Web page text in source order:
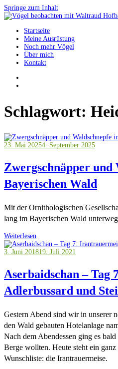
Springe zum Inhalt
Vögel beobachten mit
Startseite
Meine Ausrüstung
Noch mehr Vögel
Über mich
Kontakt
Schlagwort:
23. Mai 20254. September 2025
Zwergschnäpper und
Bayerischen Wald
Mit der Ornithologischen
lang im Bayerischen Wald
Weiterlesen
3. Juni 201819. Juli 2021
Aserbaidschan – Tag
Adlerbussard und
Gestern Abend sind wir in unserer
den Wald gebauten Hotelanlage
Nach dem Abendessen ging es
Berge wollten. Heute steht ein
Wunschliste: die Irantrauermeise.